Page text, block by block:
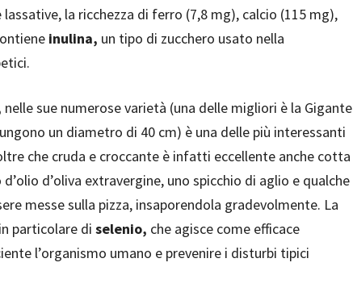
la ricchezza di ferro (7,8 mg), calcio (115 mg),
inulina, un tipo di zucchero usato nella
nelle sue numerose varietà (una delle migliori è la Gigante
un diametro di 40 cm) è una delle più interessanti
che cruda e croccante è infatti eccellente anche cotta
d’oliva extravergine, uno spicchio di aglio e qualche
messe sulla pizza, insaporendola gradevolmente. La
particolare di selenio, che agisce come efficace
l’organismo umano e prevenire i disturbi tipici